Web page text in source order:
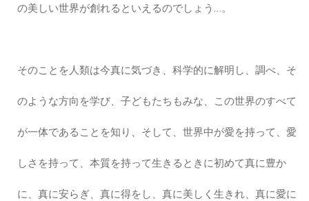
の美しい世界が創れるといえるのでしょう…。
そのことを人類は今真に気づき、科学的に解明し、調べ、そ
のような方向を学び、子どもたちもみな、この世界のすべて
が一体であることを知り、そして、世界中が愛を持って、愛
しさを持って、本質を持って生きるときに初めて真に豊か
に、真に安らぎ、真に得をし、真に美しく生きれ、真に愛に